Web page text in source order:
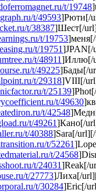
t/19748
t/49593]Рюти[/
t/38387]Шест[/
t/19753
t/19751]JPAN[/
t/48911]Иллю[/
t/49225]Бады[/
t/29318]VIII[/
t/25139
t/49630
t/42548
t/49261]Кано[/
t/40388]Sara[/
t/52261
t/24568
t/24031]Reak[/
t/27773]Лиха[/
t/30284]Eric[/